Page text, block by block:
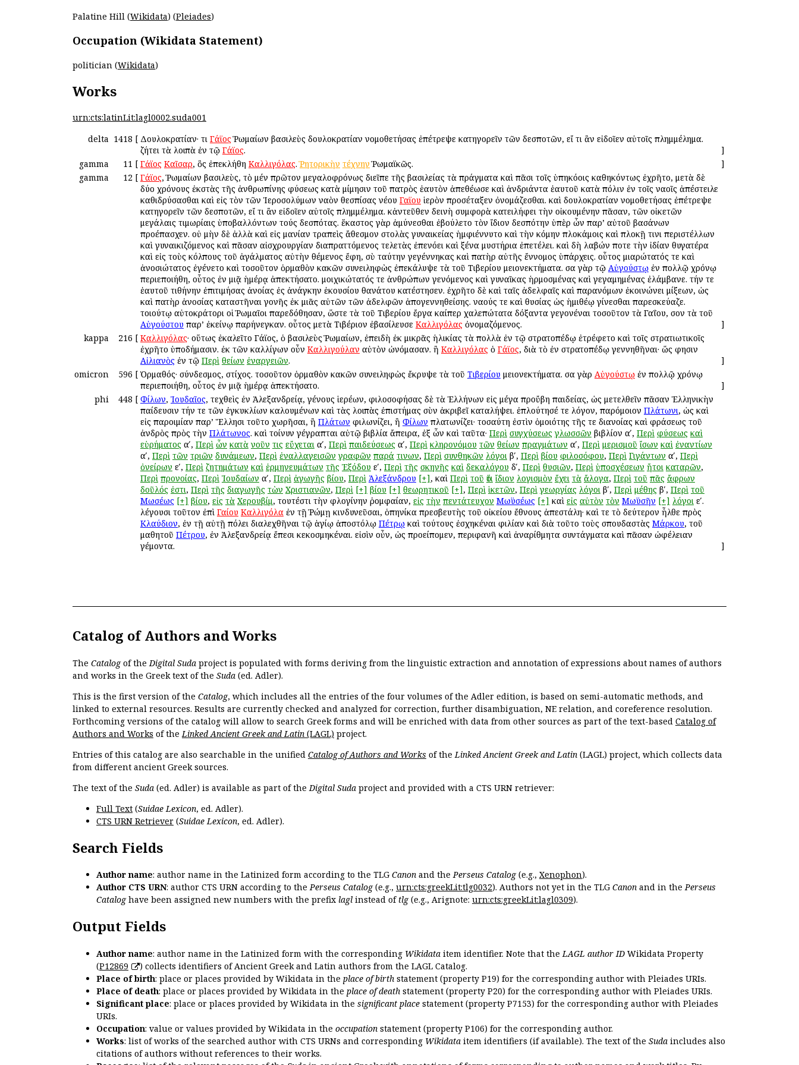
Palatine Hill (Wikidata) (Pleiades)
Occupation (Wikidata Statement)
politician (Wikidata)
Works
urn:cts:latinLit:lagl0002.suda001
delta 1418 [ Δουλοκρατίαν· ὅτι ΓάϊοςῬωμαίων βασιλεὺς δουλοκρατίαν νομοθετήσας ἐπέτρεψε κατηγορεῖν τῶν δεσποτῶν, εἴ τι ἂν εἰδοῖεν αὐτοῖς πλημμέλημα.
ζήτει τὰ λοιπὰ ἐν τῷ Γάϊος.
]
gamma
11 [ Γάϊος Καῖσαρ, ὃς ἐπεκλήθη Καλλιγόλας.Ῥητορικὴν τέχνηνῬωμαϊκῶς.
]
gamma
12 [ Γάϊος, Ῥωμαίων βασιλεὺς, τὸ μέν πρῶτον μεγαλοφρόνως διεῖπε τῆς βασιλείας τὰ πράγματα καὶ πᾶσι τοῖς ὑπηκόοις καθηκόντως ἐχρῆτο, μετὰ δὲ
δύο χρόνους ἐκστὰς τῆς ἀνθρωπίνης φύσεως κατὰ μίμησιν τοῦ πατρὸς ἑαυτὸν ἀπεθέωσε καὶ ἀνδριάντα ἑαυτοῦ κατὰ πόλιν ἐν τοῖς ναοῖς ἀπέστειλε
καθιδρύσασθαι καὶ εἰς τὸν τῶν Ἱεροσολύμων ναὸν θεσπίσας νέου Γαϊου ἱερὸν προσέταξεν ὀνομάζεσθαι. καὶ δουλοκρατίαν νομοθετήσας ἐπέτρεψε
κατηγορεῖν τῶν δεσποτῶν, εἴ τι ἂν εἰδοῖεν αὐτοῖς πλημμέλημα. κἀντεῦθεν δεινὴ συμφορὰ κατειλήφει τὴν οἰκουμένην πᾶσαν, τῶν οἰκετῶν
μεγάλαις τιμωρίαις ὑποβαλλόντων τούς δεσπότας. ἕκαστος γὰρ ἀμύνεσθαι ἐβούλετο τὸν ἴδιον δεσπότην ὑπὲρ ὧν παρ’ αὐτοῦ βασάνων
προέπασχεν. οὐ μὴν δὲ ἀλλὰ καὶ εἰς μανίαν τραπεὶς ἄθεσμον στολὰς γυναικείας ἠμφιέννυτο καὶ τὴν κόμην πλοκάμοις καὶ πλοκῇ τινι περιστέλλων
καὶ γυναικιζόμενος καὶ πᾶσαν αἰσχρουργίαν διαπραττόμενος τελετὰς ἐπενόει καὶ ξένα μυστήρια ἐπετέλει. καὶ δὴ λαβών ποτε τὴν ἰδίαν θυγατέρα
καὶ εἰς τοὺς κόλπους τοῦ ἀγάλματος αὐτὴν θέμενος ἔφη, σὺ ταύτην γεγέννηκας καὶ πατὴρ αὐτῆς ἔννομος ὑπάρχεις. οὗτος μιαρώτατός τε καὶ
ἀνοσιώτατος ἐγένετο καὶ τοσοῦτον ὁρμαθὸν κακῶν συνειληφὼς ἐπεκάλυψε τὰ τοῦ Τιβερίου μειονεκτήματα. ὅσα γὰρ τῷ Αὐγούστῳ ἐν πολλῷ χρόνῳ
περιεποιήθη, οὗτος ἐν μιᾷ ἡμέρᾳ ἀπεκτήσατο. μοιχικώτατός τε ἀνθρώπων γενόμενος καὶ γυναῖκας ἡρμοσμένας καὶ γεγαμημένας ἐλάμβανε. τήν τε
ἑαυτοῦ τιθήνην ἐπιτιμήσας ἀνοίας ἐς ἀνάγκην ἑκουσίου θανάτου κατέστησεν. ἐχρῆτο δὲ καὶ ταῖς ἀδελφαῖς καὶ παρανόμων ἐκοινώνει μίξεων, ὡς
καὶ πατὴρ ἀνοσίας καταστῆναι γονῆς ἐκ μιᾶς αὐτῶν τῶν ἀδελφῶν ἀπογεννηθείσης. ναούς τε καὶ θυσίας ὡς ἡμιθέῳ γίνεσθαι παρεσκεύαζε.
τοιούτῳ αὐτοκράτορι οἱ Ῥωμαῖοι παρεδόθησαν, ὥστε τὰ τοῦ Τιβερίου ἔργα καίπερ χαλεπώτατα δόξαντα γεγονέναι τοσοῦτον τὰ Γαΐου, ὅσον τὰ τοῦ
Αὐγούστου παρ’ ἐκείνῳ παρήνεγκαν. οὗτος μετὰ Τιβέριον ἐβασίλευσε Καλλιγόλας ὀνομαζόμενος.
]
kappa
216 [ Καλλιγόλας· οὕτως ἐκαλεῖτο Γάϊος, ὁ βασιλεὺς Ῥωμαίων, ἐπειδὴ ἐκ μικρᾶς ἡλικίας τὰ πολλὰ ἐν τῷ στρατοπέδῳ ἐτρέφετο καὶ τοῖς στρατιωτικοῖς
ἐχρῆτο ὑποδήμασιν. ἐκ τῶν καλλίγων οὖν Καλλιγούλαν αὐτὸν ὠνόμασαν. ἢ Καλλιγόλας ὁ Γάϊος, διὰ τὸ ἐν στρατοπέδῳ γεννηθῆναι· ὥς φησιν
Αἰλιανὸς ἐν τῷ Περὶ θείων ἐναργειῶν.
]
omicron
596 [ Ὁρμαθός· σύνδεσμος, στίχος. τοσοῦτον ὁρμαθὸν κακῶν συνειληφὼς ἔκρυψε τὰ τοῦ Τιβερίου μειονεκτήματα. ὅσα γὰρ Αὐγούστῳ ἐν πολλῷ χρόνῳ
περιεποιήθη, οὗτος ἐν μιᾷ ἡμέρᾳ ἀπεκτήσατο.
]
phi
448 [ Φίλων, Ἰουδαῖος, τεχθεὶς ἐν Ἀλεξανδρείᾳ, γένους ἱερέων, φιλοσοφήσας δὲ τὰ Ἑλλήνων εἰς μέγα προὔβη παιδείας, ὡς μετελθεῖν πᾶσαν Ἑλληνικὴν
παίδευσιν τήν τε τῶν ἐγκυκλίων καλουμένων καὶ τὰς λοιπὰς ἐπιστήμας σὺν ἀκριβεῖ καταλήψει. ἐπλούτησέ τε λόγον, παρόμοιον Πλάτωνι, ὡς καὶ
εἰς παροιμίαν παρ’ Ἕλλησι τοῦτο χωρῆσαι, ἢ Πλάτων φιλωνίζει, ἢ Φίλων πλατωνίζει· τοσαύτη ἐστὶν ὁμοιότης τῆς τε διανοίας καὶ φράσεως τοῦ
ἀνδρὸς πρὸς τὴν Πλάτωνος. καὶ τοίνυν γέγραπται αὐτῷ βιβλία ἄπειρα, ἐξ ὧν καὶ ταῦτα· Περὶ συγχύσεως γλωσσῶν βιβλίον αʹ, Περὶ φύσεως καὶ
εὑρήματος αʹ, Περὶ ὧν κατὰ νοῦν τις εὔχεται αʹ, Περὶ παιδεύσεως αʹ, Περὶ κληρονόμου τῶν θείων πραγμάτων αʹ, Περὶ μερισμοῦ ἴσων καὶ ἐναντίων
αʹ, Περὶ τῶν τριῶν δυνάμεων, Περὶ ἐναλλαγεισῶν γραφῶν παρά τινων, Περὶ συνθηκῶν λόγοι βʹ, Περὶ βίου φιλοσόφου, Περὶ Γιγάντων αʹ, Περὶ
ὀνείρων εʹ, Περὶ ζητημάτων καὶ ἑρμηνευμάτων τῆς Ἐξόδου εʹ, Περὶ τῆς σκηνῆς καὶ δεκαλόγου δʹ, Περὶ θυσιῶν, Περὶ ὑποσχέσεων ἤτοι καταρῶν,
Περὶ προνοίας, Περὶ Ἰουδαίων αʹ, Περὶ ἀγωγῆς βίου, Περὶ Ἀλεξάνδρου [+], καὶ Περὶ τοῦ ὅτι ἴδιον λογισμὸν ἔχει τὰ ἄλογα, Περὶ τοῦ πᾶς ἄφρων
δοῦλός ἐστι, Περὶ τῆς διαγωγῆς τὼν Χριστιανῶν, Περὶ [+] βίου [+] θεωρητικοῦ [+], Περὶ ἱκετῶν, Περὶ γεωργίας λόγοι βʹ, Περὶ μέθης βʹ, Περὶ τοῦ
Μωσέως [+] βίου, εἰς τὰ Χερουβίμ, τουτέστι τὴν φλογίνην ῥομφαίαν, εἰς τὴν πεντάτευχον Μωϋσέως [+] καὶ εἰς αὐτὸν τὸν Μωϋσῆν [+] λόγοι εʹ.
λέγουσι τοῦτον ἐπὶ Γαίου Καλλιγόλα ἐν τῇ Ῥώμῃ κινδυνεῦσαι, ὁπηνίκα πρεσβευτὴς τοῦ οἰκείου ἔθνους ἀπεστάλη· καὶ ὅτε τὸ δεύτερον ἦλθε πρὸς
Κλαύδιον, ἐν τῇ αὐτῇ πόλει διαλεχθῆναι τῷ ἁγίῳ ἀποστόλῳ Πέτρῳ καὶ τούτους ἐσχηκέναι φιλίαν καὶ διὰ τοῦτο τοὺς σπουδαστὰς Μάρκου, τοῦ
μαθητοῦ Πέτρου, ἐν Ἀλεξανδρείᾳ ἔπεσι κεκοσμηκέναι. εἰσὶν οὖν, ὡς προείπομεν, περιφανῆ καὶ ἀναρίθμητα συντάγματα καὶ πᾶσαν ὠφέλειαν
γέμοντα.
]
Catalog of Authors and Works
The Catalogof the Digital Suda project is populated with forms deriving from the linguistic extraction and annotation of expressions about names of authors
and works in the Greek text of the Suda (ed. Adler).
This is the first version of the Catalog, which includes all the entries of the four volumes of the Adler edition, is based on semi-automatic methods, and
linked to external resources. Results are currently checked and analyzed for correction, further disambiguation, NE relation, and coreference resolution.
Forthcoming versions of the catalog will allow to search Greek forms and will be enriched with data from other sources as part of the text-based Catalog of
Authors and Works of the Linked Ancient Greek and Latin (LAGL) project.
Entries of this catalog are also searchable in the unified Catalog of Authors and Works of the Linked Ancient Greek and Latin (LAGL) project, which collects data
from different ancient Greek sources.
The text of the Suda (ed. Adler) is available as part of the Digital Suda project and provided with a CTS URN retriever:
Full Text (Suidae Lexicon, ed. Adler).
CTS URN Retriever (Suidae Lexicon, ed. Adler).
Search Fields
Author name: author name in the Latinized form according to the TLG Canon and thePerseus Catalog(e.g., Xenophon).
Author CTS URN: author CTS URN according to thePerseus Catalog(e.g., urn:cts:greekLit:tlg0032). Authors not yet in the TLG Canon and in thePerseus
Cataloghave been assigned new numbers with the prefix lagl instead of tlg(e.g., Arignote: urn:cts:greekLit:lagl0309).
Output Fields
Author name: author name in the Latinized form with the corresponding Wikidata item identifier. Note that the LAGL author ID Wikidata Property
(P12869
) collects identifiers of Ancient Greek and Latin authors from the LAGL Catalog.
Place of birth: place or places provided by Wikidata in the place of birth statement (property P19) for the corresponding author with Pleiades URIs.
Place of death: place or places provided by Wikidata in the place of death statement (property P20) for the corresponding author with Pleiades URIs.
Significant place: place or places provided by Wikidata in the significant place statement (property P7153) for the corresponding author with Pleiades
URIs.
Occupation: value or values provided by Wikidata in the occupation statement (property P106) for the corresponding author.
Works: list of works of the searched author with CTS URNs and corresponding Wikidata item identifiers (if available). The text of the Suda includes also
citations of authors without references to their works.